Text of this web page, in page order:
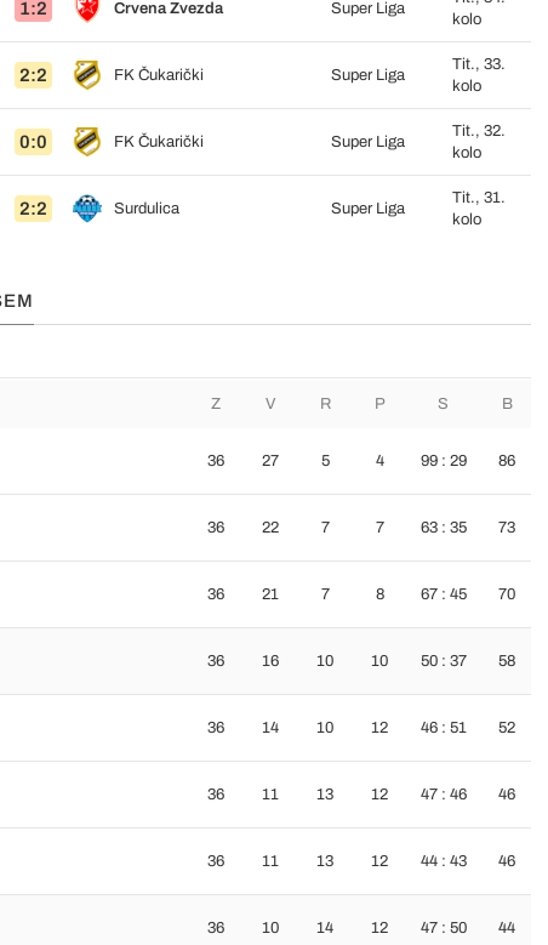
1:2 Crvena Zvezda Super Liga
kolo
2:2 FK Čukarički Super Liga
Tit., 33.
kolo
0:0 FK Čukarički Super Liga
Tit., 32.
kolo
2:2 Surdulica Super Liga
Tit., 31.
kolo
Z V R P S B
36 27 5 4 99 : 29 86
36 22 7 7 63 : 35 73
36 21 7 8 67 : 45 70
36 16 10 10 50 : 37 58
36 14 10 12 46 : 51 52
36 11 13 12 47 : 46 46
36 11 13 12 44 : 43 46
36 10 14 12 47 : 50 44